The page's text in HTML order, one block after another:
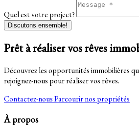
Quel est votre project?
Discutons ensemble!
Prêt à réaliser vos rêves
Découvrez les opportunités immobilières
rejoignez-nous pour réaliser vos rêves.
Contactez-nousParcourir nos propriétés
À propos